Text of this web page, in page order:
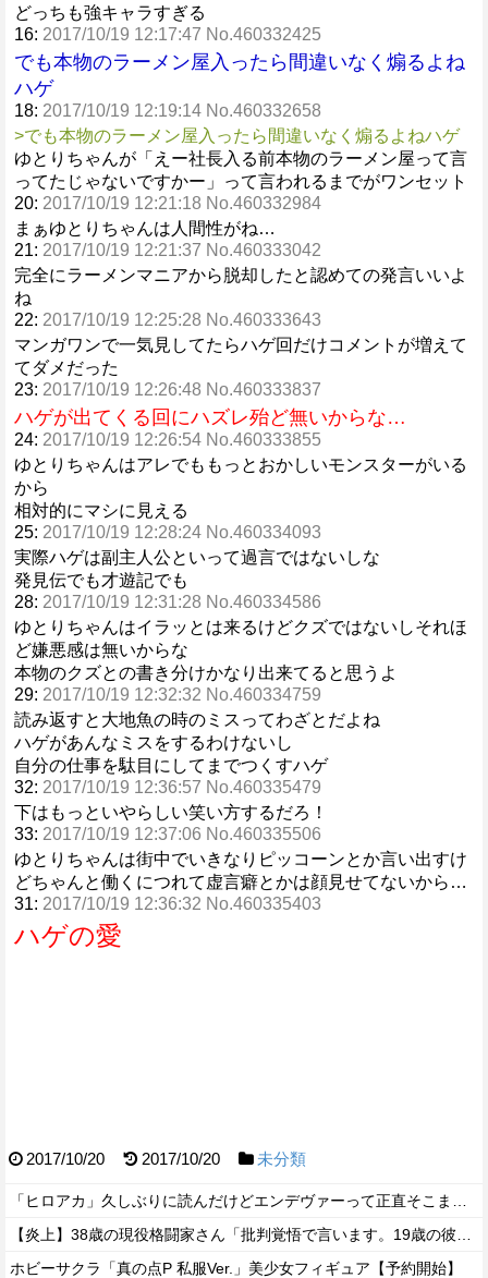
どっちも強キャラすぎる
16: 2017/10/19 12:17:47 No.460332425
でも本物のラーメン屋入ったら間違いなく煽るよね
ハゲ
18: 2017/10/19 12:19:14 No.460332658
>でも本物のラーメン屋入ったら間違いなく煽るよねハゲ
ゆとりちゃんが「えー社長入る前本物のラーメン屋って言
ってたじゃないですかー」って言われるまでがワンセット
20: 2017/10/19 12:21:18 No.460332984
まぁゆとりちゃんは人間性がね…
21: 2017/10/19 12:21:37 No.460333042
完全にラーメンマニアから脱却したと認めての発言いいよ
ね
22: 2017/10/19 12:25:28 No.460333643
マンガワンで一気見してたらハゲ回だけコメントが増えて
てダメだった
23: 2017/10/19 12:26:48 No.460333837
ハゲが出てくる回にハズレ殆ど無いからな…
24: 2017/10/19 12:26:54 No.460333855
ゆとりちゃんはアレでももっとおかしいモンスターがいる
から
相対的にマシに見える
25: 2017/10/19 12:28:24 No.460334093
実際ハゲは副主人公といって過言ではないしな
発見伝でも才遊記でも
28: 2017/10/19 12:31:28 No.460334586
ゆとりちゃんはイラッとは来るけどクズではないしそれほ
ど嫌悪感は無いからな
本物のクズとの書き分けかなり出来てると思うよ
29: 2017/10/19 12:32:32 No.460334759
読み返すと大地魚の時のミスってわざとだよね
ハゲがあんなミスをするわけないし
自分の仕事を駄目にしてまでつくすハゲ
32: 2017/10/19 12:36:57 No.460335479
下はもっといやらしい笑い方するだろ！
33: 2017/10/19 12:37:06 No.460335506
ゆとりちゃんは街中でいきなりピッコーンとか言い出すけ
どちゃんと働くにつれて虚言癖とかは顔見せてないから…
31: 2017/10/19 12:36:32 No.460335403
ハゲの愛
2017/10/20 2017/10/20 未分類
ホビーサクラ「真の点P 私服Ver.」美少女フィギュア【予約開始】